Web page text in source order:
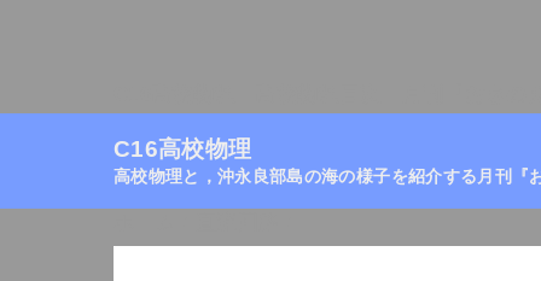
C16高校物理
高校物理と，沖永良部島の海の様子を紹介する月刊『